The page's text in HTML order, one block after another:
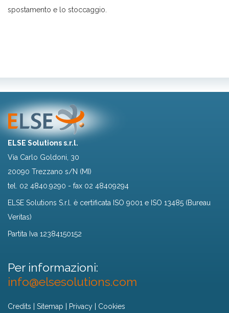
spostamento e lo stoccaggio.
ELSE Solutions s.r.l.
Via Carlo Goldoni, 30
20090 Trezzano s/N (MI)
tel. 02 4840.9290 - fax 02 48409294
ELSE Solutions S.r.l. è certificata ISO 9001 e ISO 13485 (Bureau
Veritas)
Partita Iva 12384150152
Per informazioni:
info@elsesolutions.com
Credits Sitemap Privacy Cookies